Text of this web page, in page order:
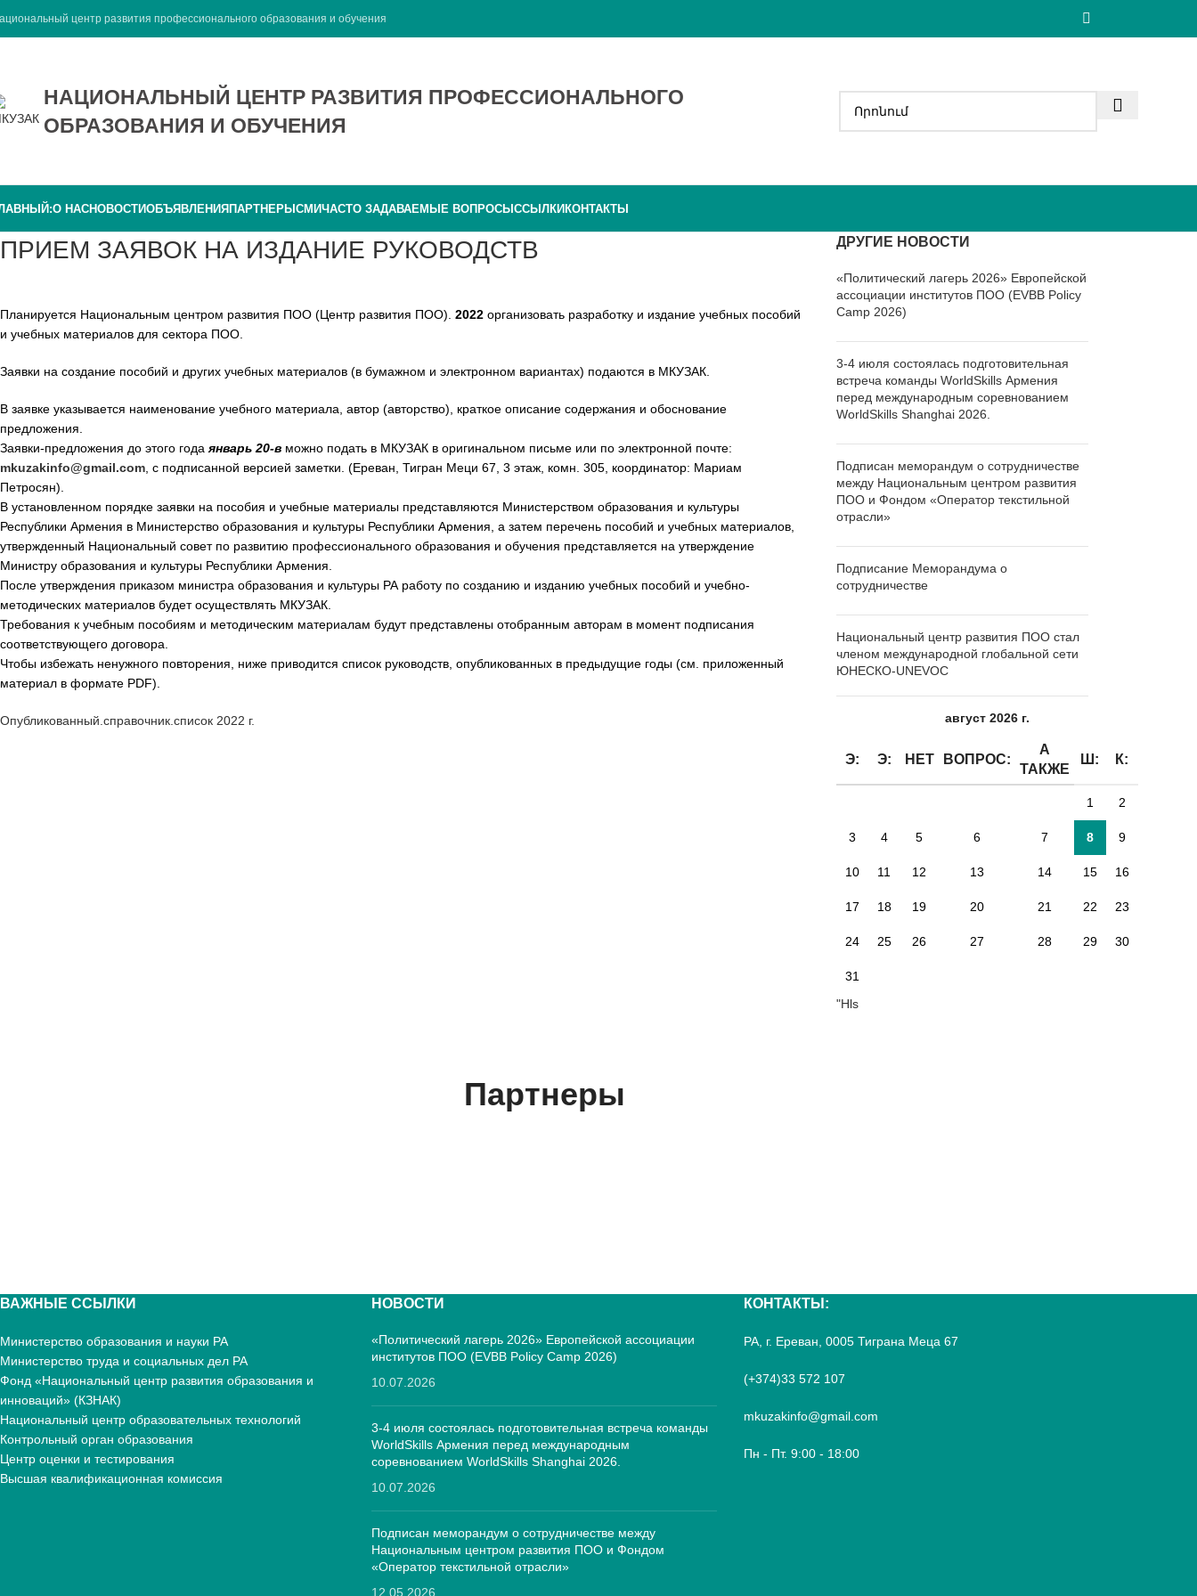
центр развития профессионального образования и обучения
НАЦИОНАЛЬНЫЙ ЦЕНТР РАЗВИТИЯ ПРОФЕССИОНАЛЬНОГО
ОБРАЗОВАНИЯ И ОБУЧЕНИЯ
О НАСНОВОСТИОБЪЯВЛЕНИЯПАРТНЕРЫСМИЧАСТО ЗАДАВАЕМЫЕ ВОПРОСЫССЫЛКИКОНТАКТЫ
ПРИЕМ ЗАЯВОК НА ИЗДАНИЕ РУКОВОДСТВ
Планируется Национальным центром развития ПОО (Центр развития ПОО). 2022 организовать разработку и издание учебных пособий
и учебных материалов для сектора ПОО.
Заявки на создание пособий и других учебных материалов (в бумажном и электронном вариантах) подаются в МКУЗАК.
В заявке указывается наименование учебного материала, автор (авторство), краткое описание содержания и обоснование
предложения.
Заявки-предложения до этого года январь 20-в можно подать в МКУЗАК в оригинальном письме или по электронной почте:
mkuzakinfo@gmail.com , с подписанной версией заметки. (Ереван, Тигран Меци 67, 3 этаж, комн. 305, координатор: Мариам
Петросян).
В установленном порядке заявки на пособия и учебные материалы представляются Министерством образования и культуры
Республики Армения в Министерство образования и культуры Республики Армения, а затем перечень пособий и учебных материалов,
утвержденный Национальный совет по развитию профессионального образования и обучения представляется на утверждение
Министру образования и культуры Республики Армения.
После утверждения приказом министра образования и культуры РА работу по созданию и изданию учебных пособий и учебно-
методических материалов будет осуществлять МКУЗАК.
Требования к учебным пособиям и методическим материалам будут представлены отобранным авторам в момент подписания
соответствующего договора.
Чтобы избежать ненужного повторения, ниже приводится список руководств, опубликованных в предыдущие годы (см. приложенный
материал в формате PDF).
Опубликованный.справочник.список 2022 г.
ДРУГИЕ НОВОСТИ
«Политический лагерь 2026» Европейской
ассоциации институтов ПОО (EVBB Policy
Camp 2026)
3-4 июля состоялась подготовительная
встреча команды WorldSkills Армения
перед международным соревнованием
WorldSkills Shanghai 2026.
Подписан меморандум о сотрудничестве
между Национальным центром развития
ПОО и Фондом «Оператор текстильной
отрасли»
Подписание Меморандума о
сотрудничестве
Национальный центр развития ПОО стал
членом международной глобальной сети
ЮНЕСКО-UNEVOC
август 2026 г.
Э: Э: НЕТ ВОПРОС:
А
ТАКЖЕ
Ш: К:
1 2
3 4 5 6 7 8 9
10 11 12 13 14 15 16
17 18 19 20 21 22 23
24 25 26 27 28 29 30
31
"Hls
Партнеры
ВАЖНЫЕ ССЫЛКИ
Министерство образования и науки РА
Министерство труда и социальных дел РА
Фонд «Национальный центр развития образования и
инноваций» (КЗНАК)
Национальный центр образовательных технологий
Контрольный орган образования
Центр оценки и тестирования
Высшая квалификационная комиссия
НОВОСТИ
«Политический лагерь 2026» Европейской ассоциации
институтов ПОО (EVBB Policy Camp 2026)
10.07.2026
3-4 июля состоялась подготовительная встреча команды
WorldSkills Армения перед международным
соревнованием WorldSkills Shanghai 2026.
10.07.2026
Подписан меморандум о сотрудничестве между
Национальным центром развития ПОО и Фондом
«Оператор текстильной отрасли»
12.05.2026
КОНТАКТЫ:
РА, г. Ереван, 0005 Тиграна Меца 67
(+374)33 572 107
mkuzakinfo@gmail.com
Пн - Пт. 9:00 - 18:00